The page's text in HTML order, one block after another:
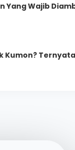
Yang Wajib
Kumon?